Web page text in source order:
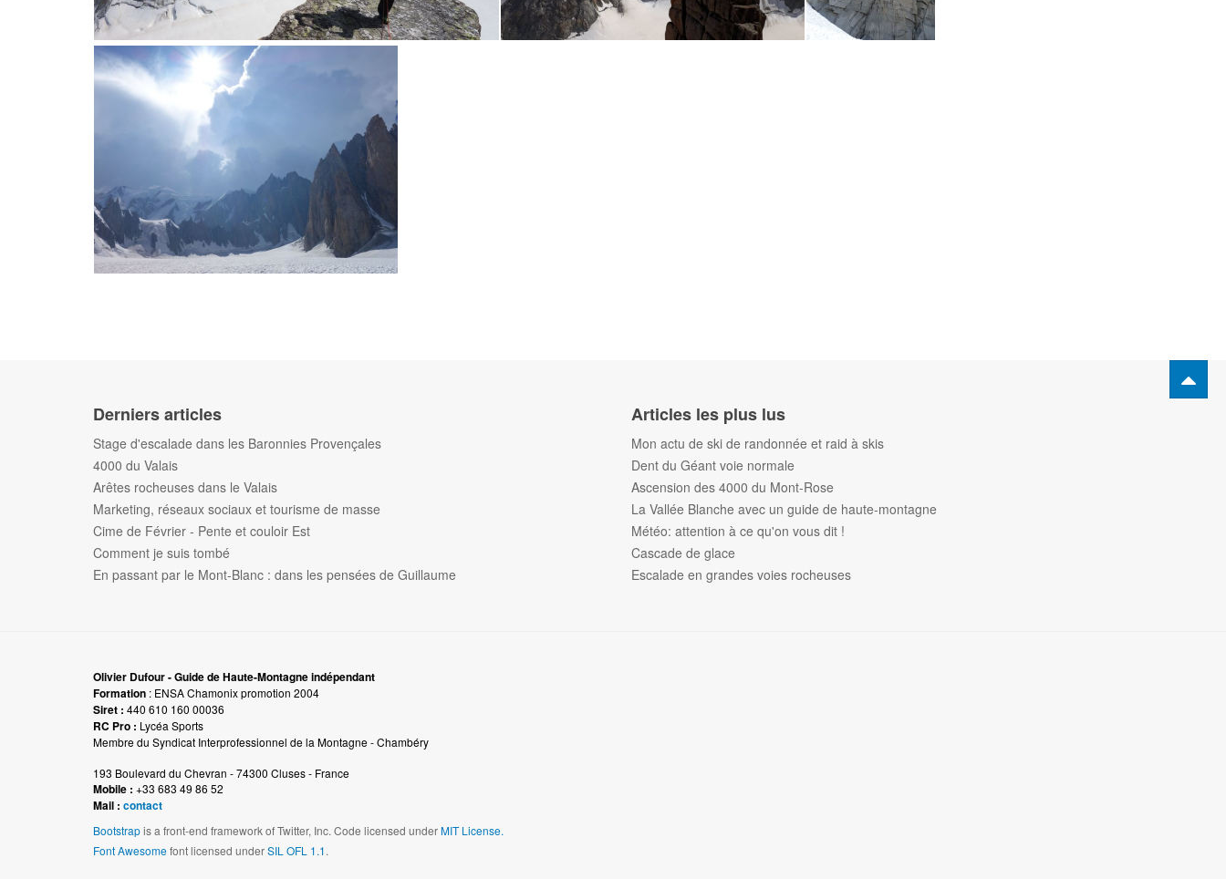
Derniers articles
Stage d'escalade dans les Baronnies Provençales
4000 du Valais
Arêtes rocheuses dans le Valais
Marketing, réseaux sociaux et tourisme de masse
Cime de Février - Pente et couloir Est
Comment je suis tombé
En passant par le Mont-Blanc : dans les pensées de Guillaume
Articles les plus lus
Mon actu de ski de randonnée et raid à skis
Dent du Géant voie normale
Ascension des 4000 du Mont-Rose
La Vallée Blanche avec un guide de haute-montagne
Météo: attention à ce qu'on vous dit !
Cascade de glace
Escalade en grandes voies rocheuses
Olivier Dufour - Guide de Haute-Montagne indépendant
Formation : ENSA Chamonix promotion 2004
Siret : 440 610 160 00036
RC Pro : Lycéa Sports
Membre du Syndicat Interprofessionnel de la Montagne - Chambéry
193 Boulevard du Chevran - 74300 Cluses - France
Mobile : +33 683 49 86 52
Mail : contact
Bootstrapis a front-end framework of Twitter, Inc. Code licensed underMIT License.
Font Awesomefont licensed underSIL OFL 1.1.